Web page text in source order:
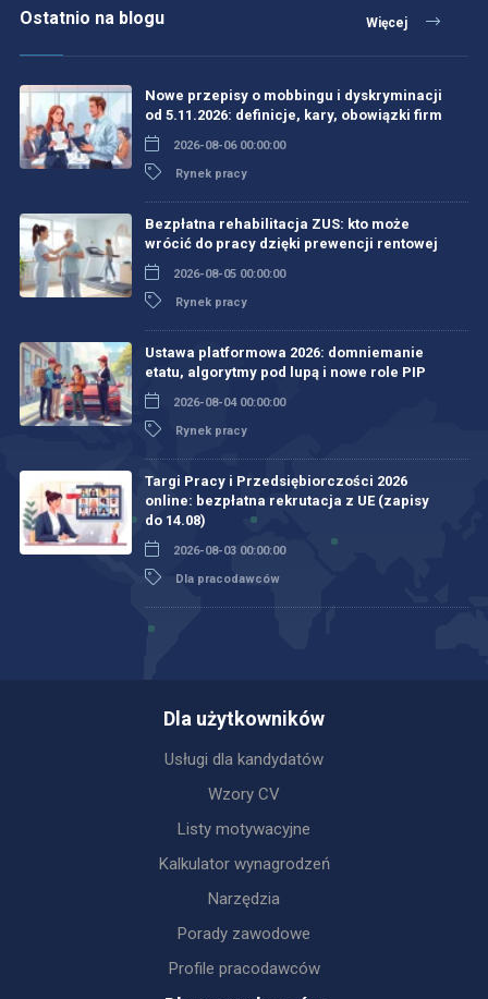
Ostatnio na blogu Więcej
Nowe przepisy o mobbingu i dyskryminacji
od 5.11.2026: definicje, kary, obowiązki firm
2026-08-06 00:00:00
Rynek pracy
Bezpłatna rehabilitacja ZUS: kto może
wrócić do pracy dzięki prewencji rentowej
2026-08-05 00:00:00
Rynek pracy
Ustawa platformowa 2026: domniemanie
etatu, algorytmy pod lupą i nowe role PIP
2026-08-04 00:00:00
Rynek pracy
Targi Pracy i Przedsiębiorczości 2026
online: bezpłatna rekrutacja z UE (zapisy
do 14.08)
2026-08-03 00:00:00
Dla pracodawców
Dla użytkowników
Usługi dla kandydatów
Wzory CV
Listy motywacyjne
Kalkulator wynagrodzeń
Narzędzia
Porady zawodowe
Profile pracodawców